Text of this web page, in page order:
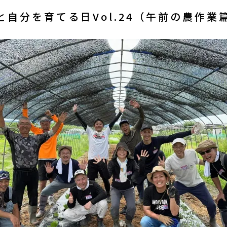
自分を育てる日Vol.24（午前の農作業